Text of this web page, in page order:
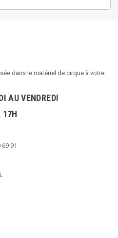
dans le matériel de cirque à votre
AU VENDREDI
17H
91